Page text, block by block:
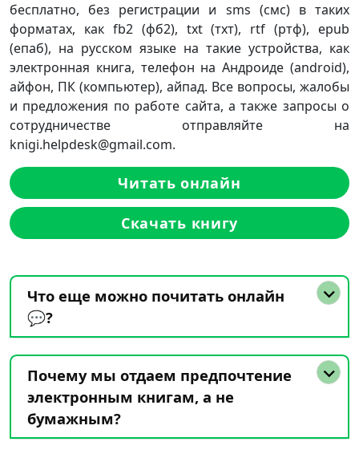
бесплатно, без регистрации и sms (смс) в таких
форматах, как fb2 (фб2), txt (тхт), rtf (ртф), epub
(епаб), на русском языке на такие устройства, как
электронная книга, телефон на Андроиде (android),
айфон, ПК (компьютер), айпад. Все вопросы, жалобы
и предложения по работе сайта, а также запросы о
сотрудничестве отправляйте на
knigi.helpdesk@gmail.com.
Читать онлайн
Скачать книгу
Что еще можно почитать онлайн
💬?
Почему мы отдаем предпочтение
электронным книгам, а не
бумажным?